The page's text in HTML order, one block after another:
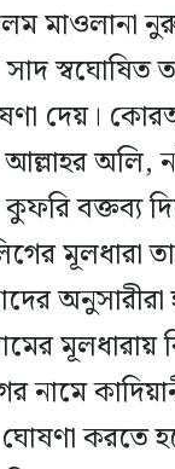
মাওলানা
স্বঘোষিত
দেয়।
অলি,
বক্তব্য
মূলধারা
অনুসারীরা
মূলধারায়
নামে
ঘোষণা করতে